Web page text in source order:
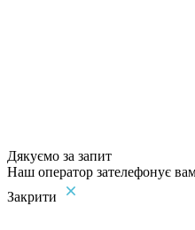
Дякуємо за запит
Наш оператор зателефонує
Закрити